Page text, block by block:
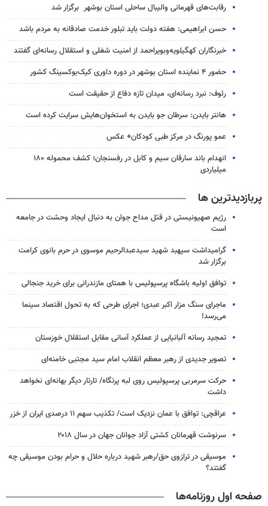
رقابت‌های قهرمانی والیبال ساحلی استان بوشهر برگزار شد
حسن ابراهیمی: هفته دولت باید تبلور خدمت صادقانه به مردم باشد
خبرنگاران کهگیلویه‌وبویراحمد از امنیت شغلی و استقلال رسانه‌ای گفتند
حضور ۴ نماینده استان بوشهر در دوره داوری کیک‌بوکسینگ کشور
رئوف: نبرد رسانه‌ای، میدان تازه دفاع از حقیقت است
هانتر بایدن: سرطان جو بایدن به استخوان‌هایش سرایت کرده است
عمو پورنگ در مرکز طبی کودکان+ عکس
انهدام باند سارقان سیم و کابل در رفسنجان؛ کشف محموله ۱۸۰
میلیاردی
پربازدیدترین ها
رژیم صهیونیستی در قتل مداح جوان به دنبال ایجاد وحشت در جامعه
است
گرامیداشت سپهبد شهید سیدعبدالرحیم موسوی در حرم بانوی کرامت
برگزار شد
توافق اولیه باشگاه پرسپولیس با همتای مازندرانی برای خرید جنجالی
ماجرای سنگ مزار اکبر عبدی؛ اجرای طرحی که به تحول اقتصاد سینما
می‌رسد!
تمجید رسانه آلبانیایی از عملکرد آسانی مقابل استقلال خوزستان
تصویر جدیدی از رهبر معظم انقلاب امام سید مجتبی خامنه‌ای
حرکت سرمربی پرسپولیس روی لبه پرتگاه/ تارتار دیگر بهانه‌ای نخواهد
داشت
عراقچی: توافق با عمان نزدیک است/ تکذیب سهم ۱۱ درصدی ایران از خزر
سرنوشت قهرمانان کشتی آزاد جوانان جهان در سال ۲۰۱۸
موسیقی در ترازوی حق/رهبر شهید درباره حلال و حرام بودن موسیقی چه
گفتند؟
صفحه اول روزنامه‌ها